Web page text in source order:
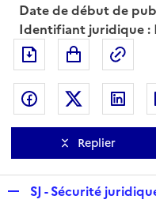
Date de début de
Identifiant juridique :
Exporter le
Partager surPartager
Replier
SJ - Sécurité